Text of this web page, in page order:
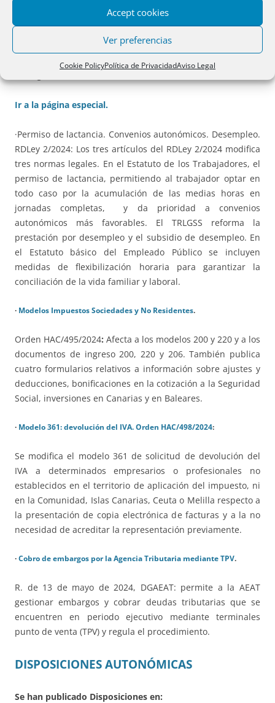
Accept cookies
Ver preferencias
Cookie PolicyPolítica de PrivacidadAviso Legal
regulación del servicio postal universal y la de las
notificaciones, pero mantiene temporalmente la del
Reglamento de 1999. Cabe destacar la regulación de la
entrega, envíos rehusados o cuando no fue posible la
Ir a la página especial.
·Permiso de lactancia. Convenios autonómicos. Desempleo.
RDLey 2/2024: Los tres artículos del RDLey 2/2024 modifica
tres normas legales. En el Estatuto de los Trabajadores, el
permiso de lactancia, permitiendo al trabajador optar en
todo caso por la acumulación de las medias horas en
jornadas completas, y da prioridad a convenios
autonómicos más favorables. El TRLGSS reforma la
prestación por desempleo y el subsidio de desempleo. En
el Estatuto básico del Empleado Público se incluyen
medidas de flexibilización horaria para garantizar la
conciliación de la vida familiar y laboral.
· Modelos Impuestos Sociedades y No Residentes.
Orden HAC/495/2024: Afecta a los modelos 200 y 220 y a los
documentos de ingreso 200, 220 y 206. También publica
cuatro formularios relativos a información sobre ajustes y
deducciones, bonificaciones en la cotización a la Seguridad
Social, inversiones en Canarias y en Baleares.
· Modelo 361: devolución del IVA. Orden HAC/498/2024:
Se modifica el modelo 361 de solicitud de devolución del
IVA a determinados empresarios o profesionales no
establecidos en el territorio de aplicación del impuesto, ni
en la Comunidad, Islas Canarias, Ceuta o Melilla respecto a
la presentación de copia electrónica de facturas y a la no
necesidad de acreditar la representación previamente.
·Cobro de embargos por la Agencia Tributaria mediante TPV.
R. de 13 de mayo de 2024, DGAEAT: permite a la AEAT
gestionar embargos y cobrar deudas tributarias que se
encuentren en periodo ejecutivo mediante terminales
punto de venta (TPV) y regula el procedimiento.
DISPOSICIONES AUTONÓMICAS
Se han publicado Disposiciones en: